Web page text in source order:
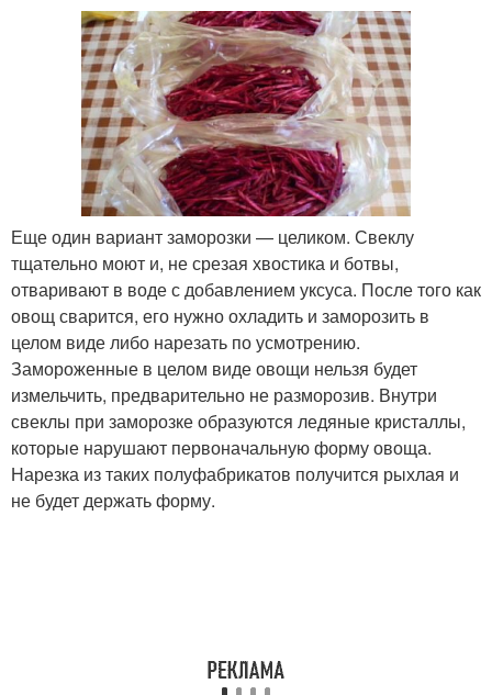
Еще один вариант заморозки — целиком. Свеклу
тщательно моют и, не срезая хвостика и ботвы,
отваривают в воде с добавлением уксуса. После того как
овощ сварится, его нужно охладить и заморозить в
целом виде либо нарезать по усмотрению.
Замороженные в целом виде овощи нельзя будет
измельчить, предварительно не разморозив. Внутри
свеклы при заморозке образуются ледяные кристаллы,
которые нарушают первоначальную форму овоща.
Нарезка из таких полуфабрикатов получится рыхлая и
не будет держать форму.